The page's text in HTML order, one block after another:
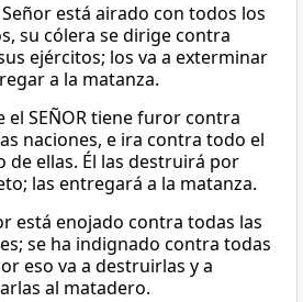
está airado con todos los
su cólera se dirige contra
ejércitos; los va a exterminar
a la matanza.
el SEÑOR tiene furor contra
naciones, e ira contra todo el
de ellas. Él las destruirá por
las entregará a la matanza.
está enojado contra todas las
se ha indignado contra todas
eso va a destruirlas y a
al matadero.